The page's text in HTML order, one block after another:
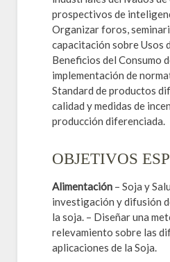
prospectivos de
Organizar foros,
capacitación sobre Usos
Beneficios del Consumo
implementación de
Standard de productos
calidad y medidas de
producción diferenciada.
OBJETIVOS
Alimentación – Soja y
investigación y difusión
la soja. – Diseñar una
relevamiento sobre las
aplicaciones de la Soja.